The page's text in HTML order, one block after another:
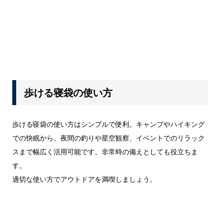
歩ける寝袋の使い方
歩ける寝袋の使い方はシンプルで便利。キャンプやハイキング
での快眠から、夜間の釣りや星空観察、イベントでのリラック
スまで幅広く活用可能です。非常時の備えとしても役立ちま
す。
適切な使い方でアウトドアを満喫しましょう。